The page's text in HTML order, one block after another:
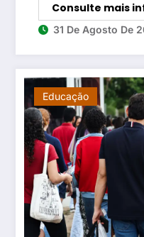
Consulte mais
31 De Agosto De
Educação